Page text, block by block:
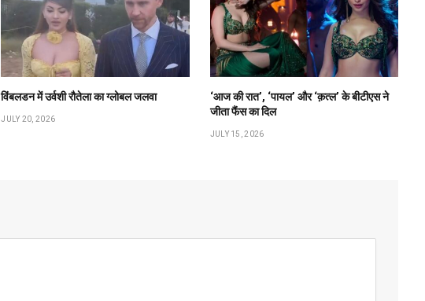
विंबलडन में उर्वशी रौतेला का ग्लोबल जलवा
JULY 20, 2026
‘आज की रात’, ‘पायल’ और ‘क़त्ल’ के बीटीएस ने
जीता फैंस का दिल
JULY 15, 2026